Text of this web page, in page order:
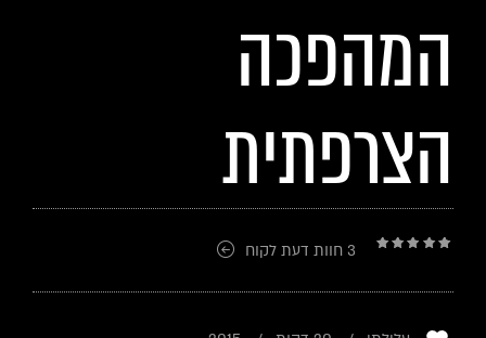
המהפכה
הצרפתית
מבוסס על
3 חוות דעת לקוח